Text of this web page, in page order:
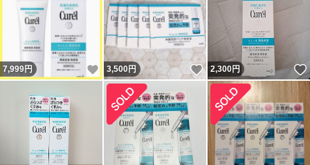
7,999円 いいね！
3,500円 いいね！
2,300円